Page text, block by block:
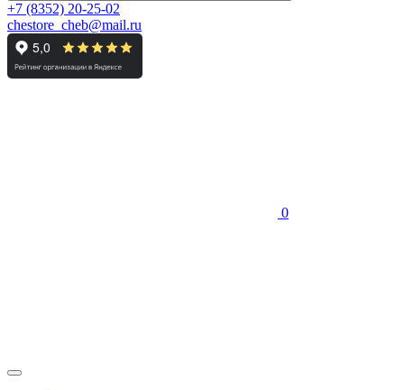
+7 (8352) 20-25-02
chestore_cheb@mail.ru
0